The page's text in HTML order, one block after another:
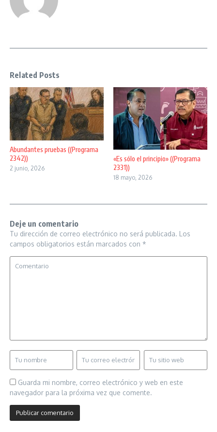
Related Posts
Abundantes pruebas ((Programa
2342))
2 junio, 2026
«Es sólo el principio» ((Programa
2331))
18 mayo, 2026
Deje un comentario
Tu dirección de correo electrónico no será publicada. Los
campos obligatorios están marcados con *
Guarda mi nombre, correo electrónico y web en este
navegador para la próxima vez que comente.